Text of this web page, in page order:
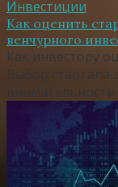
Инвестиции
Как оценить
венчурного
Как инвестору
Выбор стартапа